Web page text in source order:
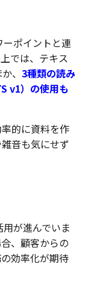
ポイントと連
では、テキス
、 3種類の読み
v1）の使用も
的に資料を作
音も気にせず
が進んでいま
、顧客からの
効率化が期待